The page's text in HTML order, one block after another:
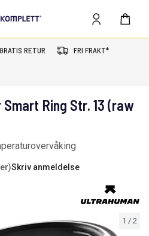
GRATIS RETUR FRI FRAKT*
1 / 2
Ring Str. 13 (raw
Skriv anmeldelse